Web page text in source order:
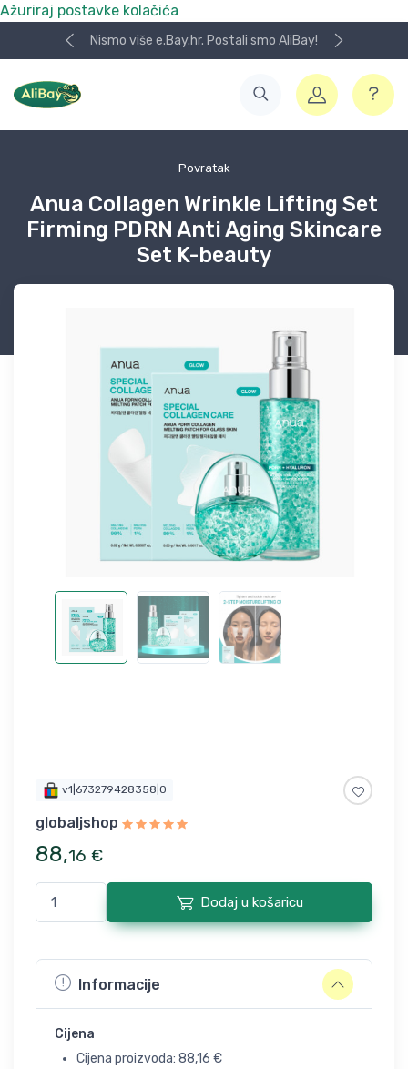
Ažuriraj postavke kolačića
Nismo više e.Bay.hr. Postali smo AliBay!
Povratak
Anua Collagen Wrinkle Lifting Set
Firming PDRN Anti Aging Skincare
Set K-beauty
v1|673279428358|0
globaljshop
88,16 €
Dodaj u košaricu
Informacije
Cijena
Cijena proizvoda: 88,16 €